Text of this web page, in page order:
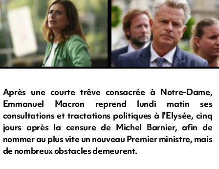
Après une courte trêve consacrée à Notre-Dame,
Emmanuel Macron reprend lundi matin ses
consultations et tractations politiques à l'Elysée, cinq
jours après la censure de Michel Barnier, afin de
nommer au plus vite un nouveau Premier ministre, mais
de nombreux obstacles demeurent.